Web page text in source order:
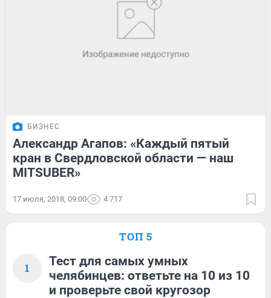
БИЗНЕС
Александр Агапов: «Каждый пятый
кран в Свердловской области — наш
MITSUBER»
17 июля, 2018, 09:00 4 717
ТОП 5
1
Тест для самых умных
челябинцев: ответьте на 10 из 10
и проверьте свой кругозор